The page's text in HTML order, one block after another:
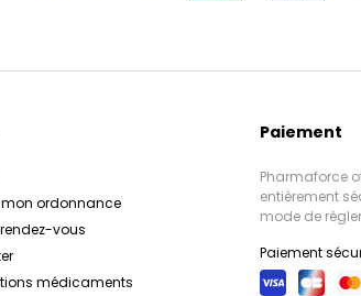
mon ordonnance
vous
médicaments
Paiement
Pharmaforce
entièrement
mode de
Paiement